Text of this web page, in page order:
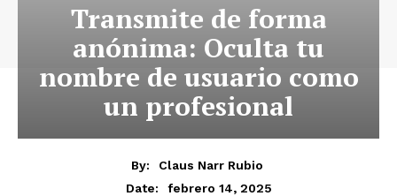
Transmite de forma
anónima: Oculta tu
nombre de usuario como
un profesional
By:
Claus Narr Rubio
Date:
febrero 14, 2025